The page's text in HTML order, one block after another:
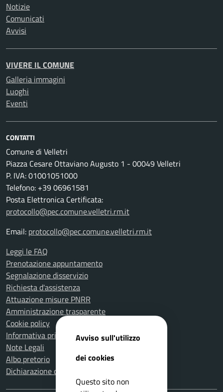
Notizie
Comunicati
Avvisi
VIVERE IL COMUNE
Galleria immagini
Luoghi
Eventi
CONTATTI
Comune di Velletri
Piazza Cesare Ottaviano Augusto 1 - 00049 Velletri
P. IVA: 01001051000
Telefono: +39 06961581
Posta Elettronica Certificata:
protocollo@pec.comune.velletri.rm.it
Email: protocollo@pec.comune.velletri.rm.it
Leggi le FAQ
Prenotazione appuntamento
Segnalazione disservizio
Richiesta d'assistenza
Attuazione misure PNRR
Amministrazione trasparente
Cookie policy
Informativa privacy
Note Legali
Albo pretorio
Dichiarazione di accessibilità
Avviso sull'utilizzo
dei cookies
Questo sito non